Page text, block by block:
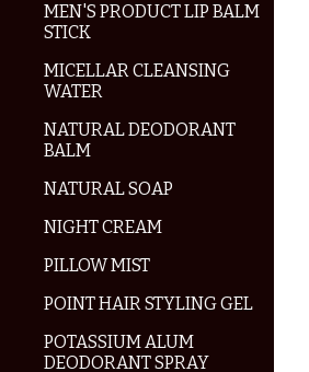
MEN'S PRODUCT LIP BALM
STICK
MICELLAR CLEANSING
WATER
NATURAL DEODORANT
BALM
NATURAL SOAP
NIGHT CREAM
PILLOW MIST
POINT HAIR STYLING GEL
POTASSIUM ALUM
DEODORANT SPRAY